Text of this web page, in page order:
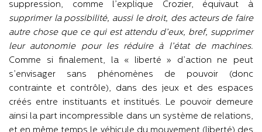
suppression, comme l’explique Crozier, équivaut à
supprimer la possibilité, aussi le droit, des acteurs de faire
autre chose que ce qui est attendu d’eux, bref, supprimer
leur autonomie pour les réduire à l’état de machines.
Comme si finalement, la « liberté » d’action ne peut
s’envisager sans phénomènes de pouvoir (donc
contrainte et contrôle), dans des jeux et des espaces
créés entre instituants et institués. Le pouvoir demeure
ainsi la part incompressible dans un système de relations,